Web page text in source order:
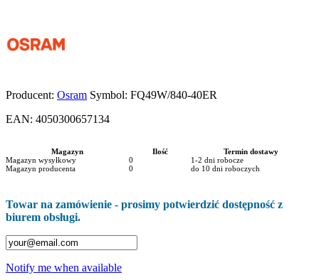
Producent: Osram Symbol: FQ49W/840-40ER
EAN: 4050300657134
Magazyn Ilość
Termin dostawy
Magazyn wysyłkowy
0
1-2 dni robocze
Magazyn producenta
0 do 10 dni roboczych
Towar na zamówienie - prosimy potwierdzić dostępność z
biurem obsługi.
Notify me when available